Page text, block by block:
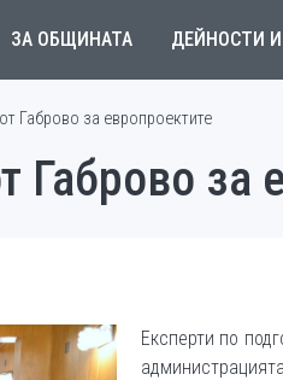
ЗА ОБЩИНАТА ДЕЙНОСТИ
Габрово за европроектите
Габрово за
Експерти по